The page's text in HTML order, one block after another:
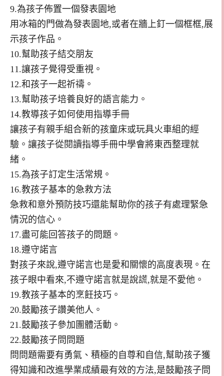
9.為孩子佈置一個發表園地
用冰箱的門做為發表園地,或者在牆上釘一個框框,展
示孩子作品。
10.幫助孩子結交朋友
11.讓孩子覺得受重視。
12.和孩子一起祈禱。
13.幫助孩子培養良好的語言能力。
14.教導孩子如何使用指導手冊
讓孩子有親手組合新的孩童床或玩具火車組的經
驗。讓孩子從閱讀指導手冊中學會將東西整理就
緒。
15.為孩子訂定生活常規。
16.教孩子基本的急救方法
急救和意外預防技巧還能幫助你的孩子有處理緊急
情況的信心。
17.盡可能回答孩子的問題。
18.遵守諾言
對孩子來說,遵守諾言也是愛和關懷的高度表現。在
孩子眼中看來,不遵守諾言就是說謊,就是不愛他。
19.教孩子基本的烹飪技巧。
20.鼓勵孩子讚美他人。
21.鼓勵孩子參加團體活動。
22.鼓勵孩子問問題
問問題需要有勇氣、積極的自尊和自信,幫助孩子獲
得知識和改進學業成績最有效的方法,是鼓勵孩子問